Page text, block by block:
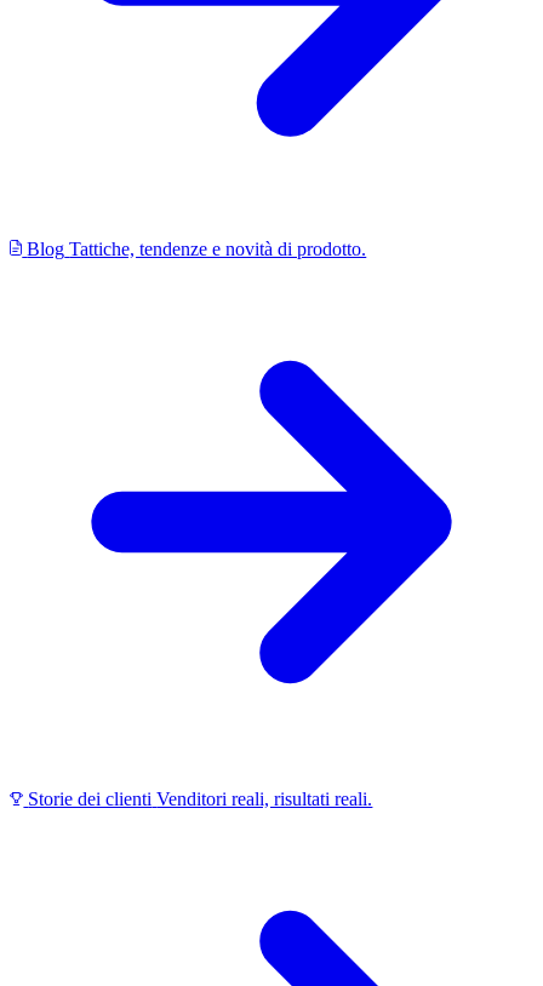
Blog Tattiche, tendenze e novità di prodotto.
Storie dei clienti Venditori reali, risultati reali.